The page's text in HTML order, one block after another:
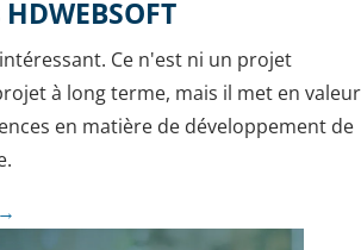
Ce n'est ni un projet
à long terme, mais il met en valeur
en matière de développement de